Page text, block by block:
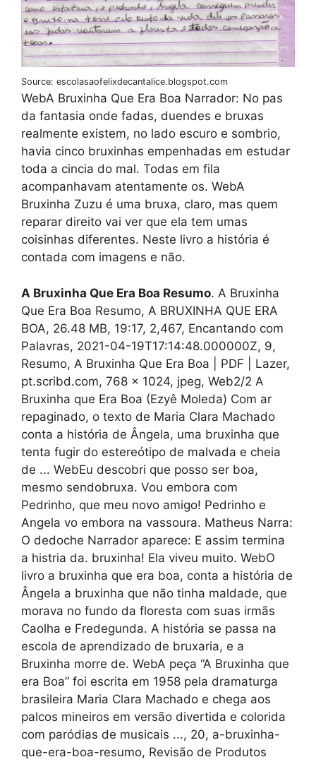
Source: escolasaofelixdecantalice.blogspot.com
WebA Bruxinha Que Era Boa Narrador: No pas
da fantasia onde fadas, duendes e bruxas
realmente existem, no lado escuro e sombrio,
havia cinco bruxinhas empenhadas em estudar
toda a cincia do mal. Todas em fila
acompanhavam atentamente os. WebA
Bruxinha Zuzu é uma bruxa, claro, mas quem
reparar direito vai ver que ela tem umas
coisinhas diferentes. Neste livro a história é
contada com imagens e não.
A Bruxinha Que Era Boa Resumo. A Bruxinha
Que Era Boa Resumo, A BRUXINHA QUE ERA
BOA, 26.48 MB, 19:17, 2,467, Encantando com
Palavras, 2021-04-19T17:14:48.000000Z, 9,
Resumo, A Bruxinha Que Era Boa | PDF | Lazer,
pt.scribd.com, 768 x 1024, jpeg, Web2/2 A
Bruxinha que Era Boa (Ezyê Moleda) Com ar
repaginado, o texto de Maria Clara Machado
conta a história de Ângela, uma bruxinha que
tenta fugir do estereótipo de malvada e cheia
de ... WebEu descobri que posso ser boa,
mesmo sendobruxa. Vou embora com
Pedrinho, que meu novo amigo! Pedrinho e
Angela vo embora na vassoura. Matheus Narra:
O dedoche Narrador aparece: E assim termina
a histria da. bruxinha! Ela viveu muito. WebO
livro a bruxinha que era boa, conta a história de
Ângela a bruxinha que não tinha maldade, que
morava no fundo da floresta com suas irmãs
Caolha e Fredegunda. A história se passa na
escola de aprendizado de bruxaria, e a
Bruxinha morre de. WebA peça “A Bruxinha que
era Boa” foi escrita em 1958 pela dramaturga
brasileira Maria Clara Machado e chega aos
palcos mineiros em versão divertida e colorida
com paródias de musicais ..., 20, a-bruxinha-
que-era-boa-resumo, Revisão de Produtos